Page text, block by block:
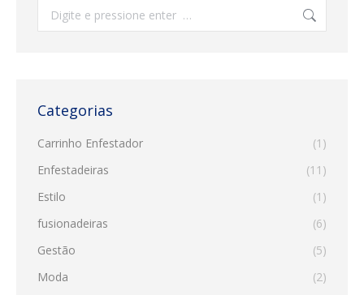
Search:
Categorias
Carrinho Enfestador
(1)
Enfestadeiras
(11)
Estilo
(1)
fusionadeiras
(6)
Gestão
(5)
Moda
(2)